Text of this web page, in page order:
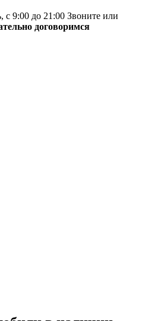
9:00 до 21:00 Звоните или
договоримся